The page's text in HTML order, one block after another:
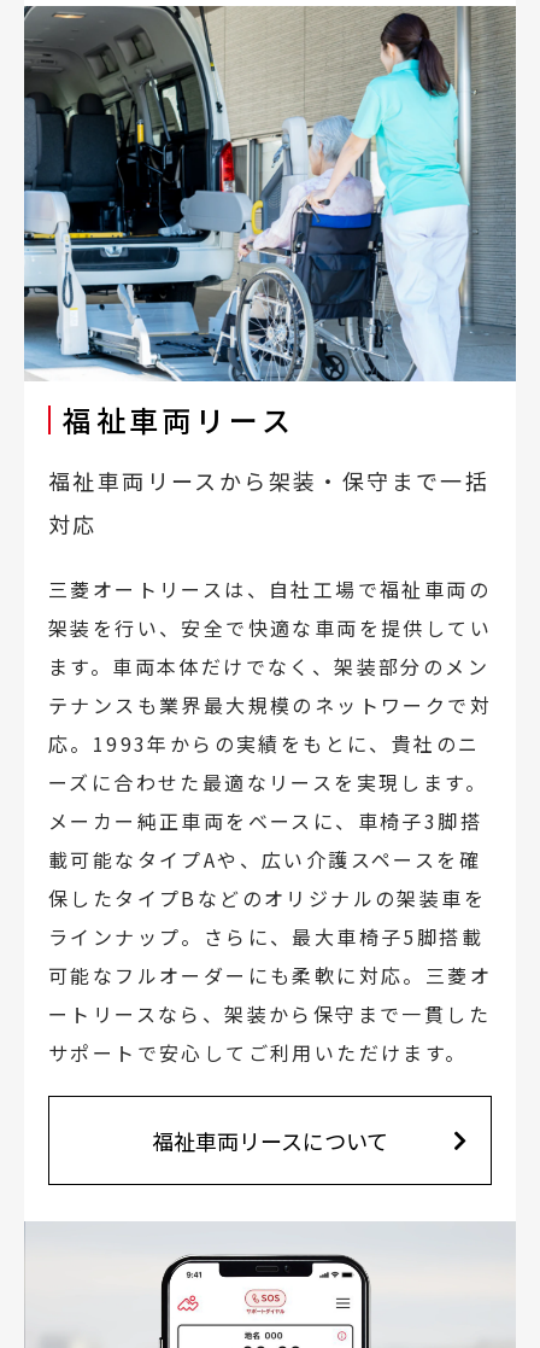
福祉車両リース
福祉車両リースから架装・保守まで一括
対応
三菱オートリースは、自社工場で福祉車両の
架装を行い、安全で快適な車両を提供してい
ます。車両本体だけでなく、架装部分のメン
テナンスも業界最大規模のネットワークで対
応。1993年からの実績をもとに、貴社のニ
ーズに合わせた最適なリースを実現します。
メーカー純正車両をベースに、車椅子3脚搭
載可能なタイプAや、広い介護スペースを確
保したタイプBなどのオリジナルの架装車を
ラインナップ。さらに、最大車椅子5脚搭載
可能なフルオーダーにも柔軟に対応。三菱オ
ートリースなら、架装から保守まで一貫した
サポートで安心してご利用いただけます。
福祉車両リースについて